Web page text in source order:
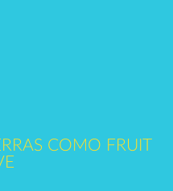
COMO FRUIT